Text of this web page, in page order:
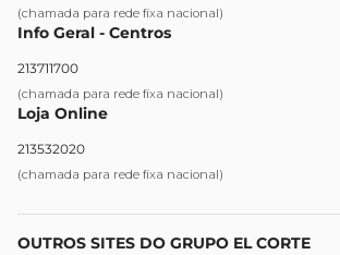
(chamada para rede fixa nacional)
Info Geral - Centros
213711700
(chamada para rede fixa nacional)
Loja Online
213532020
(chamada para rede fixa nacional)
OUTROS SITES DO GRUPO EL CORTE